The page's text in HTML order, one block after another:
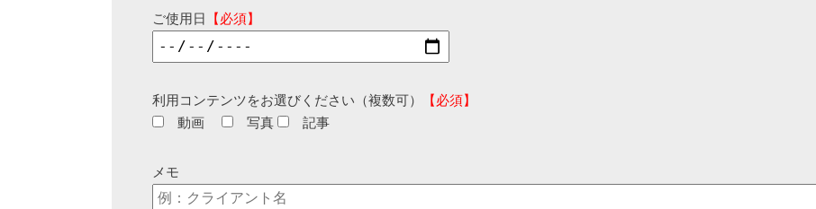
ご使用日 【必須】
利用コンテンツをお選びください（複数可）
【必須】
動画
写真 記事
メモ